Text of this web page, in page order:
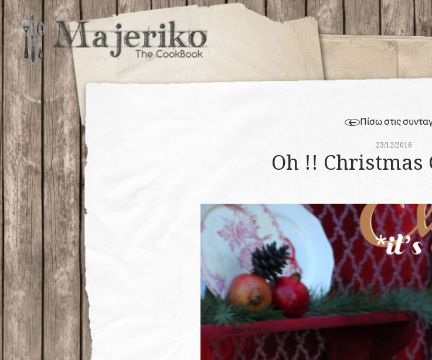
Πίσω στις
23/12/2016
Oh !! Christmas